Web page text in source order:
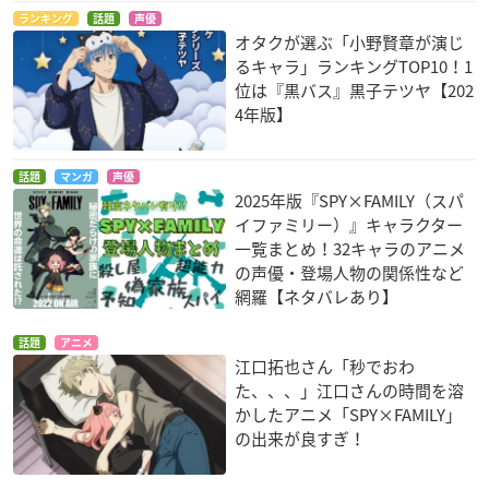
ランキング 話題 声優
オタクが選ぶ「小野賢章が演じ
るキャラ」ランキングTOP10！1
位は『黒バス』黒子テツヤ【202
4年版】
話題 マンガ 声優
2025年版『SPY×FAMILY（スパ
イファミリー）』キャラクター
一覧まとめ！32キャラのアニメ
の声優・登場人物の関係性など
網羅【ネタバレあり】
話題 アニメ
江口拓也さん「秒でおわ
た、、、」江口さんの時間を溶
かしたアニメ「SPY×FAMILY」
の出来が良すぎ！